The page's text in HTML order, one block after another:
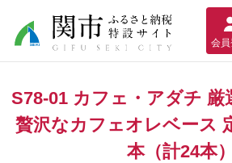
会
S78-01 カフェ・アダチ 厳
贅沢なカフェオレベース
本（計24本）